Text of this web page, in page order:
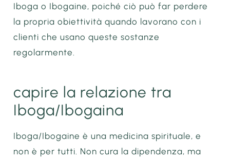
Iboga o Ibogaine, poiché ciò può far perdere
la propria obiettività quando lavorano con i
clienti che usano queste sostanze
regolarmente.
capire la relazione tra
Iboga/Ibogaina
Iboga/Ibogaine è una medicina spirituale, e
non è per tutti. Non cura la dipendenza, ma